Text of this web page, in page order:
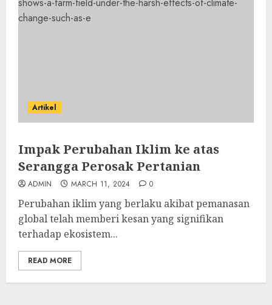
Artikel
Impak Perubahan Iklim ke atas
Serangga Perosak Pertanian
ADMIN MARCH 11, 2024 0
Perubahan iklim yang berlaku akibat pemanasan
global telah memberi kesan yang signifikan
terhadap ekosistem...
READ MORE